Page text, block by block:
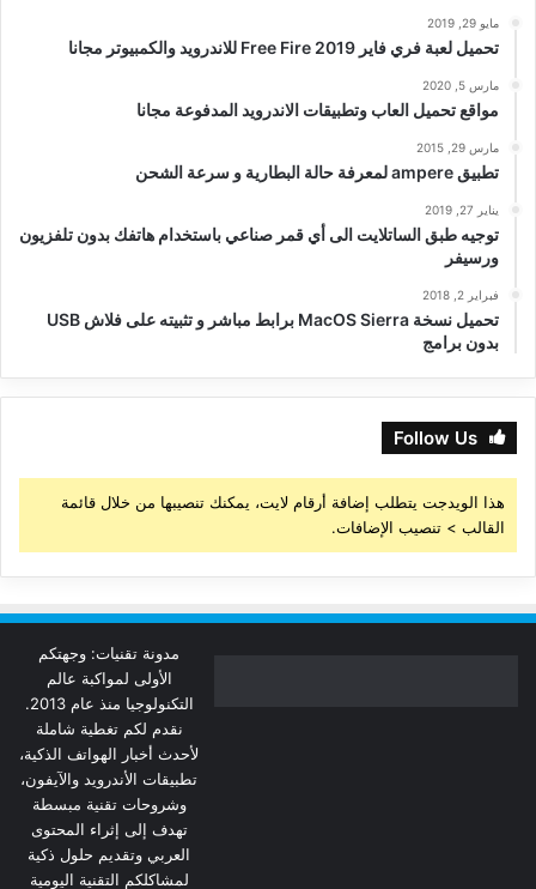
مايو 29, 2019
تحميل لعبة فري فاير Free Fire 2019 للاندرويد والكمبيوتر مجانا
مارس 5, 2020
مواقع تحميل العاب وتطبيقات الاندرويد المدفوعة مجانا
مارس 29, 2015
تطبيق ampere لمعرفة حالة البطارية و سرعة الشحن
يناير 27, 2019
توجيه طبق الساتلايت الى أي قمر صناعي باستخدام هاتفك بدون تلفزيون
ورسيفر
فبراير 2, 2018
تحميل نسخة MacOS Sierra برابط مباشر و تثبيته على فلاش USB
بدون برامج
Follow Us
هذا الويدجت يتطلب إضافة أرقام لايت، يمكنك تنصيبها من خلال قائمة
القالب > تنصيب الإضافات.
مدونة تقنيات: وجهتكم
الأولى لمواكبة عالم
التكنولوجيا منذ عام 2013.
نقدم لكم تغطية شاملة
لأحدث أخبار الهواتف الذكية،
تطبيقات الأندرويد والآيفون،
وشروحات تقنية مبسطة
تهدف إلى إثراء المحتوى
العربي وتقديم حلول ذكية
لمشاكلكم التقنية اليومية